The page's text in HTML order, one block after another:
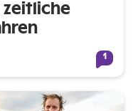
zeitliche
1